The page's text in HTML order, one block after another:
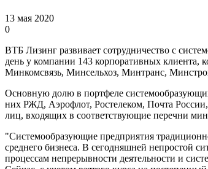
13 мая 2020
0
ВТБ Лизинг развивает сотрудничество с
день у компании 143 корпоративных
Минкомсвязь, Минсельхоз, Минтранс,
Основную долю в портфеле
них РЖД, Аэрофлот, Ростелеком, Почта
лиц, входящих в соответствующие перечни
"Системообразующие предприятия
среднего бизнеса. В сегодняшней непростой
процессам непрерывности деятельности и